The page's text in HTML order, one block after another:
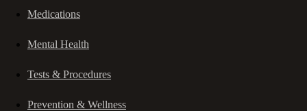
Medications
Mental Health
Tests & Procedures
Prevention & Wellness